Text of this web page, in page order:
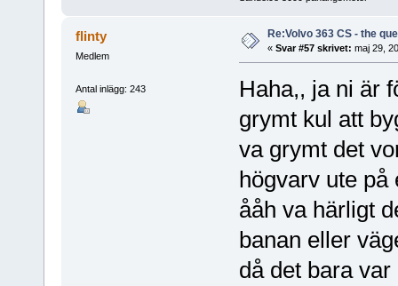
flinty
Medlem
Antal inlägg: 243
Re:Volvo 363 CS - the
« Svar #57 skrivet: maj 29,
Haha,, ja ni är
grymt kul att
va grymt det
högvarv ute på
ååh va härligt
banan eller
då det bara